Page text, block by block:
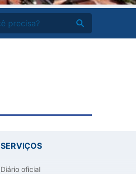
SERVIÇOS
Diário oficial